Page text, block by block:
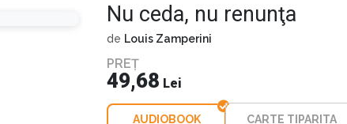
Nu ceda, nu renunţa
de Louis Zamperini
PREȚ
49,68 Lei
AUDIOBOOK CARTE TIPARITA